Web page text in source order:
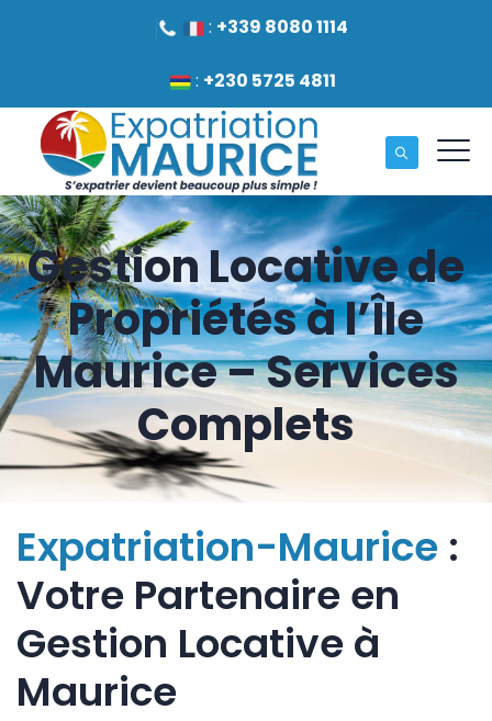
: +339 8080 1114
: +230 5725 4811
Gestion Locative de
Propriétés à l’Île
Maurice – Services
Complets
Expatriation-Maurice :
Votre Partenaire en
Gestion Locative à
Maurice